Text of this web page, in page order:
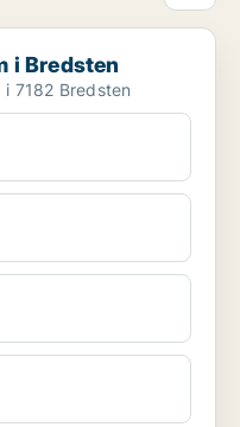
i Bredsten
7182 Bredsten